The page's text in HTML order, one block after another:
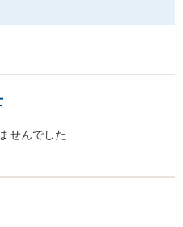
せんでした